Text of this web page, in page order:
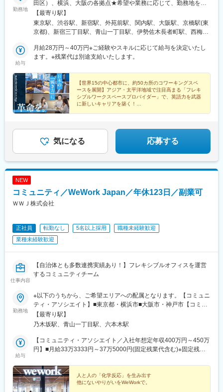
営業全体で13名が在籍しております（20代1人 30代1人 40代4
名 50代6名 60代1名）。
■キャリアについて：
業の流れや業務について学んでいただきます。ゆくゆくは海外駐
在にてご活躍いただくことを期待しています。
■はたらく環境：
◇平均残業月10時間／年間休日123日／平均有休取得率61％とプ
ライベートを大切にしながら働くことできます・
◇役職手当・単身赴任手当など福利厚生も充実しています。
アットホームで和気あいあいとした雰囲気です。それぞれの考え
方も尊重する自由でのびのびとした社風なので、自分らしさを大
切にして働くことができます◎
貿易商社。中近東、中南米、アフリカなどにおける特定ニーズ市
場で高い評価を得ています。
勤務地
田区）、横浜、大阪の各拠点★希望や業務に応じて、勤務地を決
定します（詳しくは面接時にご相談させていただきます）＜拠点
一覧＞★東京・横浜で積極採用中！・THE COLLECTIVE GRAND
TOKYO／東京都千代田区・グラントウキョウサウスタワー／東京
ワー／東京都新宿区新宿・D-LIFEPLACE南青山／東京都港区南青
山・BASEGATE横浜関内タワー／神奈川県横浜市・ザ・コレクテ
【最寄り駅】
東京駅、渋谷駅、新宿駅、外苑前駅、関内駅、大阪駅、京橋駅(東
京都)、新宿三丁目駅、青山一丁目駅、伊勢佐木長者町駅、西梅田
駅、大阪梅田駅(阪神線)
給与
月給28万円～40万円※ご経験やスキルに応じて給与を決定いたし
ます。※残業代は別途支給いたします。
【世界15の中心都市に、約50カ所のコワーキングスペ
ースを展開】アジア・太平洋地域で注目高まる「フレキ
シブルワークスペースプロバイダー」で、英語力を武器
に新しいキャリアを築く！
気になる 応募する
NEW
コミュニティ／WeWork Japan／年休123日／副業可
ＷＷＪ株式会社
正社員 転勤なし 5名以上採用
職種未経験歓迎
業種未経験歓迎
仕事内容
【自治体とも多数連携実績あり！】フレキシブルオフィスを運営
するコミュニティチーム
勤務地
※以下のうちから、ご希望エリアへの配属となります。【コミュニ
ティ・アソシエイト】■東京都・横浜市■大阪市・神戸市【コミュ
ニティ・リード】■東京都・横浜市■大阪市・神戸市＜本社＞東京
都港区南青山1-24-3東京メトロ 千代田線「乃木坂駅」より徒歩1
【最寄り駅】
乃木坂駅、青山一丁目駅、六本木駅
給与
【コミュニティ・アソシエイト／入社年想定年収400万円～450万
円】■月給33万3333円～37万5000円(固定残業代含む)※固定残業
9万200円支給※上記を超える時間外労働分は追加で支給【コミュ
ニティ・リード／入社年想定年収480万円～550万円】■月給40万
円～45万8333円(固定残業代含む)※固定残業代は、時間外労働の
人と人の「化学反応」を生み出す
他にないやりがいをWeWorkで。